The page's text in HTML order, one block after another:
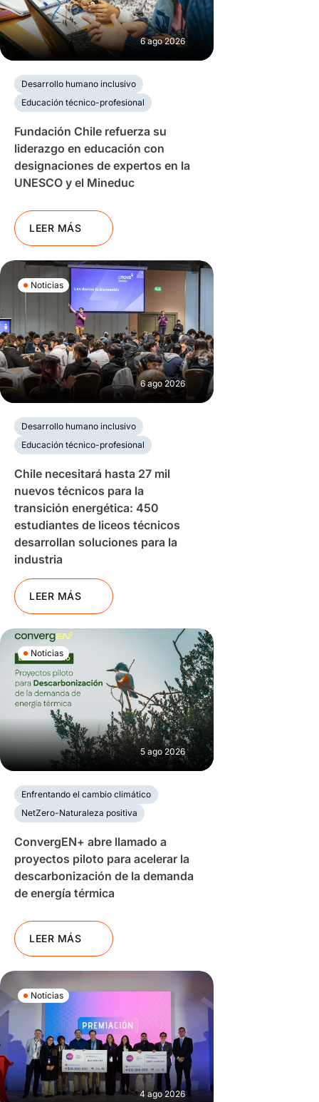
6 ago 2026
Desarrollo humano inclusivo
Educación técnico-profesional
Fundación Chile refuerza su
liderazgo en educación con
designaciones de expertos en la
UNESCO y el Mineduc
LEER MÁS
Noticias
6 ago 2026
Desarrollo humano inclusivo
Educación técnico-profesional
Chile necesitará hasta 27 mil
nuevos técnicos para la
transición energética: 450
estudiantes de liceos técnicos
desarrollan soluciones para la
industria
LEER MÁS
Noticias
5 ago 2026
Enfrentando el cambio climático
NetZero-Naturaleza positiva
ConvergEN+ abre llamado a
proyectos piloto para acelerar la
descarbonización de la demanda
de energía térmica
LEER MÁS
Noticias
4 ago 2026